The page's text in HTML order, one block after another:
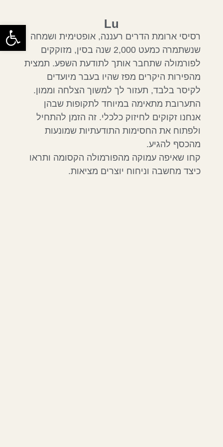
Lu
רסיסי ארומת הדרים רעננה, אופטימית ושמחה
שנשתמרה כמעט 2,000 שנה בסין, מזוקקים
לפורמולה שתחבר אותך לתודעת השפע. תמצית
מהפירות היקרים מפז שהיו בעבר מיועדים
לקיסר בלבד, תעזור לך למשוך הצלחה וממון.
התערובת מתאימה במיוחד לתקופות שבהן
אנחנו זקוקים לחיזוק כלכלי. זה הזמן להתחיל
ולפתוח את החסימות התודעתיות שמונעות
מהכסף להגיע.
קחו שאיפה עמוקה מהפורמולה הקסומה ותראו
כיצד מחשבה וניחוח יוצרים מציאות.